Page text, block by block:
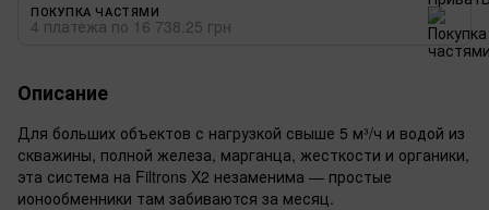
ПОКУПКА ЧАСТЯМИ
4 платежа по 16 738.25 грн
Описание
Для больших объектов с нагрузкой свыше 5 м³/ч и водой из
скважины, полной железа, марганца, жесткости и органики,
эта система на Filtrons X2 незаменима — простые
ионообменники там забиваются за месяц.